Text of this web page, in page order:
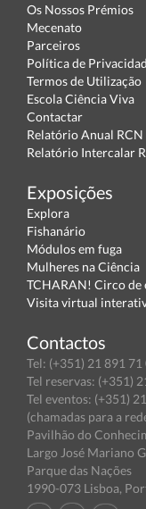
Os Nossos Prémios
Mecenato
Parceiros
Política de
Termos de Utilização
Escola Ciência Viva
Contactar
Relatório Anual
Relatório Intercalar
Exposições
Explora
Fishanário
Módulos em fuga
Mulheres na Ciência
TCHARAN! Circo de
Visita virtual
Contactos
Tel: (+351) 21 891 71
Tel reservas: (+351)
Tel eventos: (+351)
(chamadas para a
Pavilhão do
Largo José Mariano
Parque das Nações
1990-073 Lisboa,